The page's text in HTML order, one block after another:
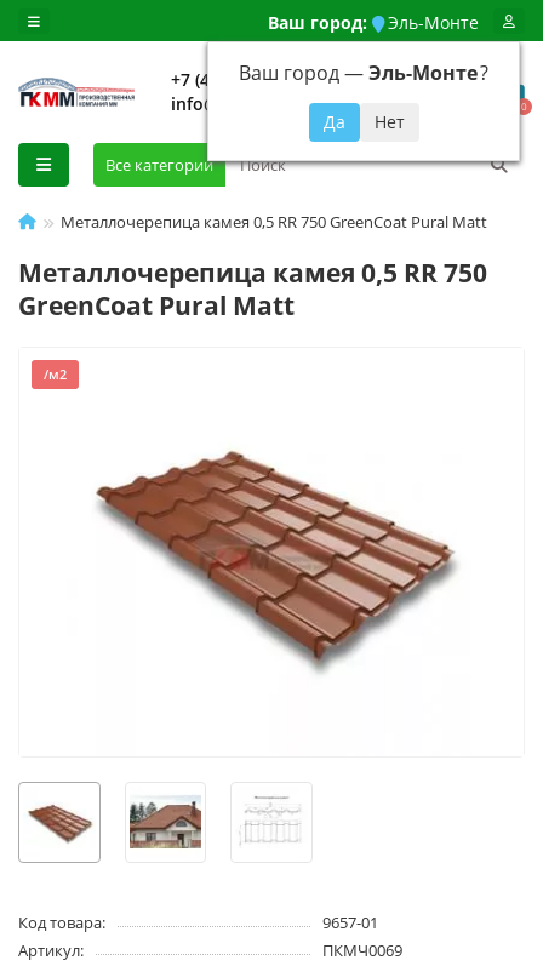
Ваш город: Эль-Монте
Ваш город —Эль-Монте?
+7 (499) 648-92-94
info@evroshtaketnikmoskva.ru
0
Все категории
Металлочерепица камея 0,5 RR 750 GreenCoat Pural Matt
Металлочерепица камея 0,5 RR 750
GreenCoat Pural Matt
/м2
Код товара:
9657-01
Артикул:
ПКМЧ0069